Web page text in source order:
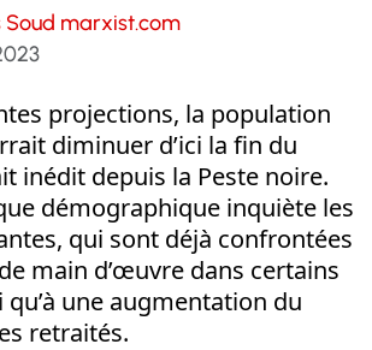
Soud marxist.com
projections, la population
diminuer d’ici la fin du
inédit depuis la Peste noire.
démographique inquiète les
qui sont déjà confrontées
main d’œuvre dans certains
une augmentation du
retraités.